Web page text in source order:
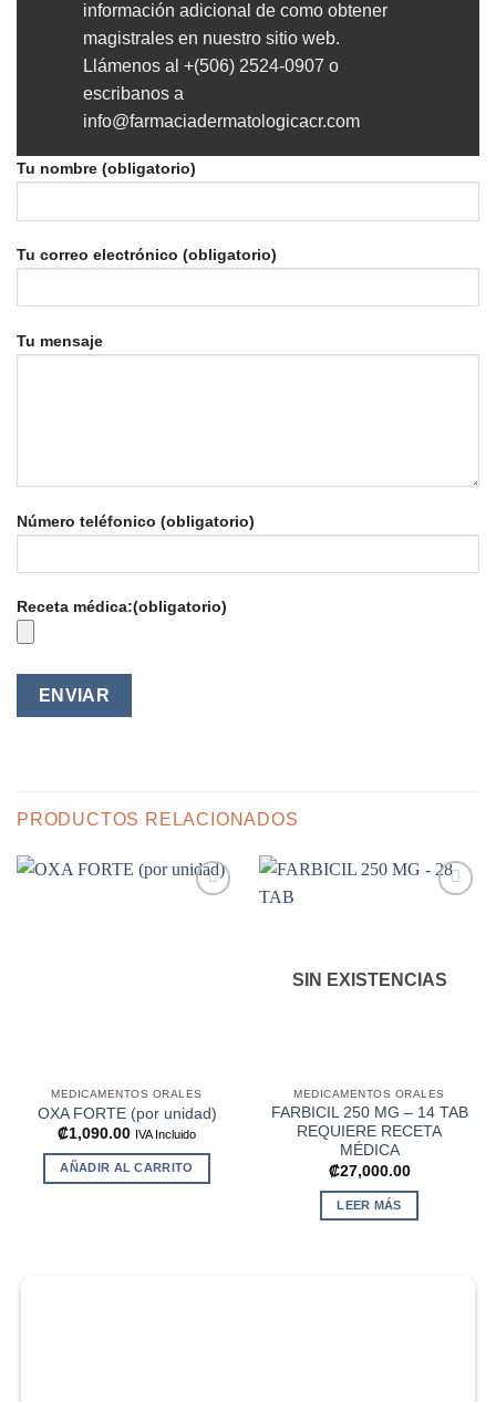
información adicional de como obtener
magistrales en nuestro sitio web.
Llámenos al +(506) 2524-0907 o
escribanos a
info@farmaciadermatologicacr.com
Tu nombre (obligatorio)
Tu correo electrónico (obligatorio)
Tu mensaje
Número teléfonico (obligatorio)
Receta médica:(obligatorio)
PRODUCTOS RELACIONADOS
MEDICAMENTOS ORALES
OXA FORTE (por unidad)
₡1,090.00 IVA Incluido
AÑADIR AL CARRITO
a la
lista de
SIN EXISTENCIAS
MEDICAMENTOS ORALES
FARBICIL 250 MG – 14 TAB
REQUIERE RECETA
MÉDICA
₡27,000.00
LEER MÁS